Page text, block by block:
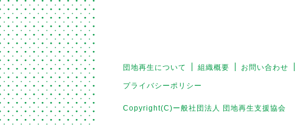
団地再生について 組織概要 お問い合わせ
プライバシーポリシー
Copyright(C)ー般社団法人 団地再生支援協会